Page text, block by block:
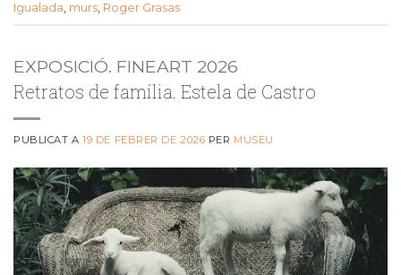
Igualada, murs, Roger Grasas
EXPOSICIÓ. FINEART 2026
Retratos de família. Estela de Castro
PUBLICAT A19 DE FEBRER DE 2026 PER MUSEU